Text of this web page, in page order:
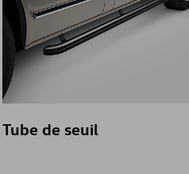
Tube de seuil